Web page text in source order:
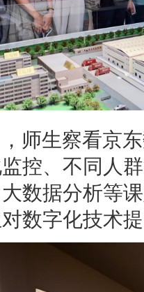
师生察看京
控、不同人
数据分析等
数字化技术